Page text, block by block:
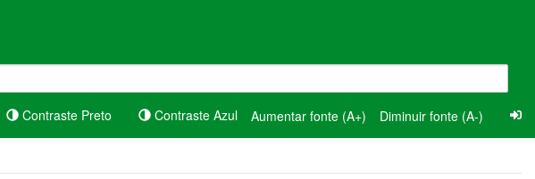
Contraste Preto Contraste Azul Aumentar fonte (A+) Diminuir fonte (A-)